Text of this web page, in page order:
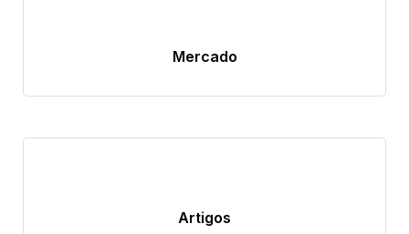
Mercado
Artigos